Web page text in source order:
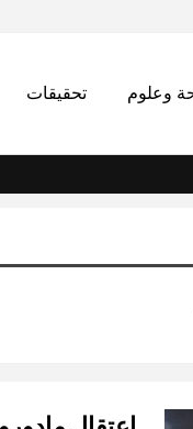
وعلوم تحقيقات